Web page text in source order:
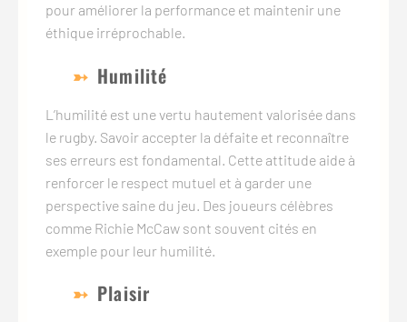
pour améliorer la performance et maintenir une
éthique irréprochable.
Humilité
L’humilité est une vertu hautement valorisée dans
le rugby. Savoir accepter la défaite et reconnaître
ses erreurs est fondamental. Cette attitude aide à
renforcer le respect mutuel et à garder une
perspective saine du jeu. Des joueurs célèbres
comme Richie McCaw sont souvent cités en
exemple pour leur humilité.
Plaisir